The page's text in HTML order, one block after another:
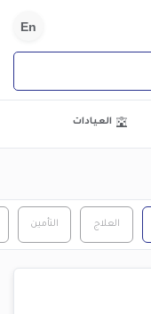
En
العيادات
العلاج التأمين